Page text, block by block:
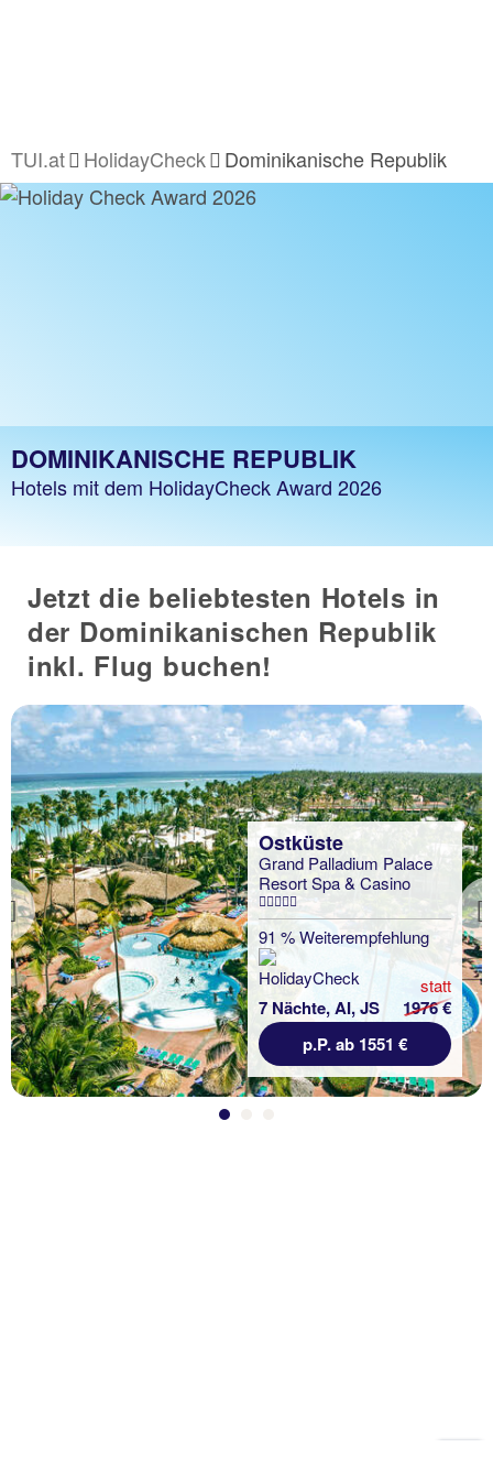
TUI.at HolidayCheck Dominikanische Republik
DOMINIKANISCHE REPUBLIK
Hotels mit dem HolidayCheck Award 2026
Jetzt die beliebtesten Hotels in
der Dominikanischen Republik
inkl. Flug buchen!
Previous
Ostküste
Grand Palladium Palace
Resort Spa & Casino
91 % Weiterempfehlung
7 Nächte, AI, JS
statt
1976 €
p.P. ab 1551 €